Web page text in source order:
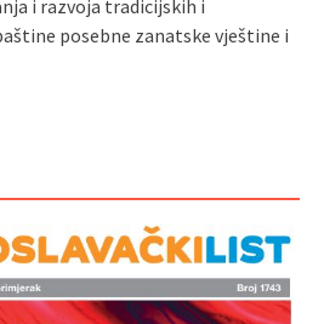
i razvoja tradicijskih i
posebne zanatske vještine i